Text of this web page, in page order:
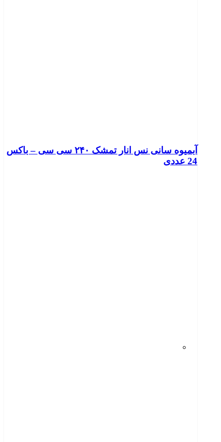
آبمیوه سانی نس انار تمشک ۲۴۰ سی سی – باکس
24 عددی